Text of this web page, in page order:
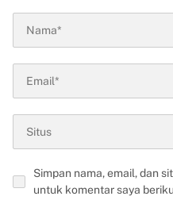
Simpan nama, email, dan
untuk komentar saya